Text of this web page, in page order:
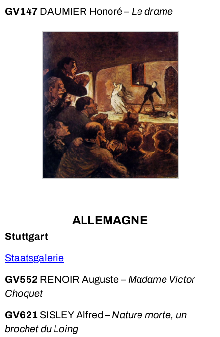
GV147 DAUMIER Honoré – Le drame
ALLEMAGNE
Stuttgart
Staatsgalerie
GV552 RENOIR Auguste – Madame Victor
Choquet
GV621 SISLEY Alfred – Nature morte, un
brochet du Loing